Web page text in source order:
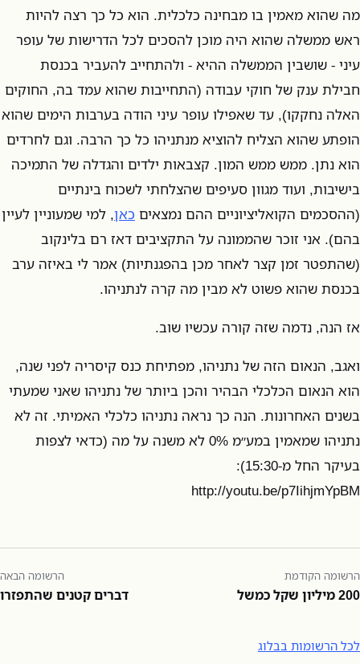
מה שהוא מאמין בו מבחינה כלכלית. הוא כל כך רצה להיות
ראש ממשלה שהוא היה מוכן להסכים לכל הדרישות של עופר
עיני - שושבין הממשלה ההיא - ולהתחייב להעביר בכנסת
חבילת ענק של חוקי עבודה (התחייבות שהוא עמד בה, החוקים
האלה נחקקו), עד שאפילו עופר עיני הודה בערבות הימים שהוא
הופתע שהוא הצליח להוציא מנתניהו כל כך הרבה. וגם לחרדים
הוא נתן. ממש ממש המון. קצבאות ילדים והגדלה של התמיכה
בישיבות, ועוד מגוון סעיפים שהצלחתי לשכוח בינתיים
(ההסכמים הקואליציוניים ההם נמצאים כאן, למי שמעוניין לעיין
בהם). אני זוכר שהממונה על התקציבים דאז רם בלינקוב
(שהתפטר זמן קצר לאחר מכן בהפגנתיות) אמר לי באיזה ערב
בכנסת שהוא פשוט לא מבין מה קרה לנתניהו.
אז הנה, נדמה שזה קורה עכשיו שוב.
ואגב, הנאום הזה של נתניהו, מפתיחת כנס קיסריה לפני שנה,
הוא הנאום הכלכלי הבהיר והכן ביותר של נתניהו שאני שמעתי
בשנים האחרונות. הנה כך נראה נתניהו כלכלי האמיתי. זה לא
נתניהו שמאמין במע״מ 0% לא משנה על מה (כדאי לצפות
בעיקר החל מ-15:30):
http://youtu.be/p7IihjmYpBM
הרשומה הקודמת
200 מיליון שקל כמשל
הרשומה הבאה
דברים קטנים שהתפזרו
לכל הרשומות בבלוג